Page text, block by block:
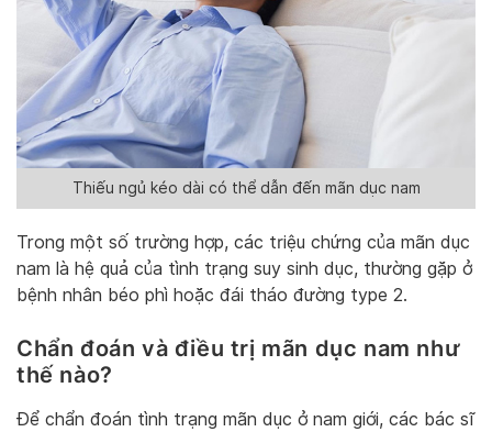
Thiếu ngủ kéo dài có thể dẫn đến mãn dục nam
Trong một số trường hợp, các triệu chứng của mãn dục
nam là hệ quả của tình trạng suy sinh dục, thường gặp ở
bệnh nhân béo phì hoặc đái tháo đường type 2.
Chẩn đoán và điều trị mãn dục nam như
thế nào?
Để chẩn đoán tình trạng mãn dục ở nam giới, các bác sĩ